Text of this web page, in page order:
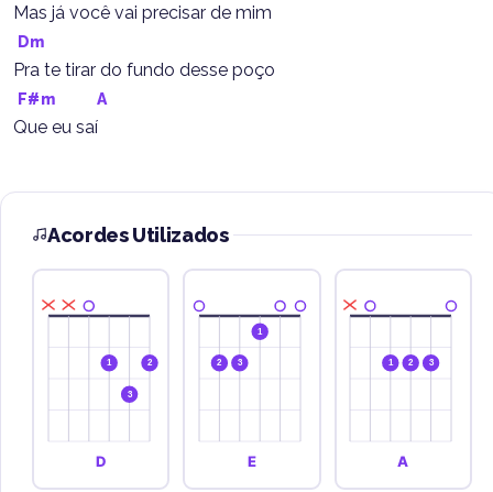
Mas já você vai precisar de mim
Dm
Pra te tirar do fundo desse poço
F#m A
Que eu saí
Acordes Utilizados
1
3
2
D
2 3
1
E
1 2 3
A